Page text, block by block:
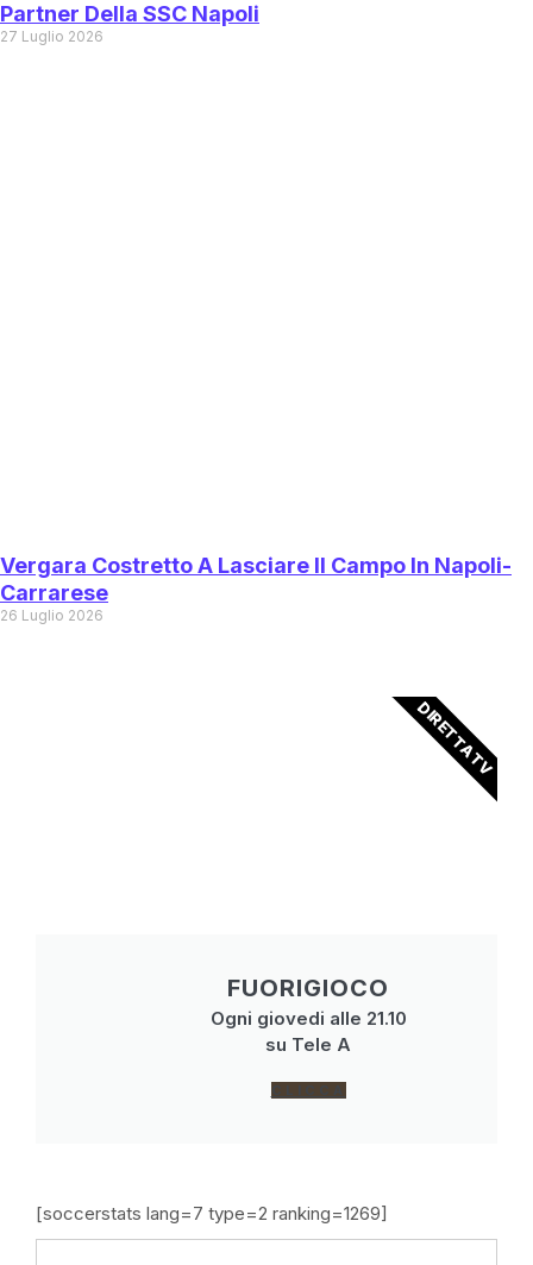
Partner Della SSC Napoli
27 Luglio 2026
Vergara Costretto A Lasciare Il Campo In Napoli-
Carrarese
26 Luglio 2026
FUORIGIOCO
Ogni giovedi alle 21.10
su Tele A
CLICCA
DIRETTA TV
[soccerstats lang=7 type=2 ranking=1269]